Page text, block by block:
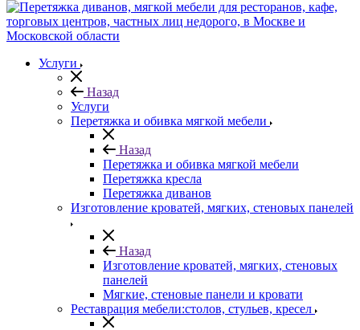
Услуги
Назад
Услуги
Перетяжка и обивка мягкой мебели
Назад
Перетяжка и обивка мягкой мебели
Перетяжка кресла
Перетяжка диванов
Изготовление кроватей, мягких, стеновых панелей
Назад
Изготовление кроватей, мягких, стеновых
панелей
Мягкие, стеновые панели и кровати
Реставрация мебели:столов, стульев, кресел